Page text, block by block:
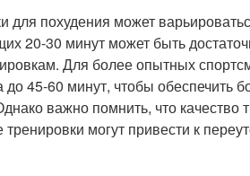
похудения может
20-30 минут может быть
Для более опытных
45-60 минут, чтобы обеспечить
важно помнить, что качество
могут привести к